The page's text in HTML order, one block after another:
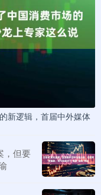
新逻辑，首届中外媒体
，但要